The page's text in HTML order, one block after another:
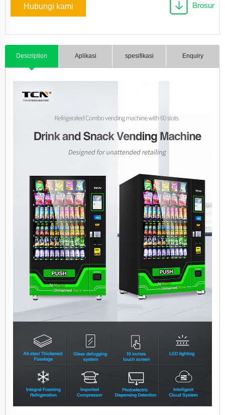
Hubungi kami Brosur
Description Aplikasi spesifikasi Enquiry